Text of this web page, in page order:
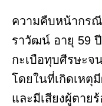
ความคืบหน้ากร
ราวัฒน์ อายุ 59
กะเบือทุบศีรษะจ
โดยในที่เกิดเหตุ
และมีเสียงผู้ตาย